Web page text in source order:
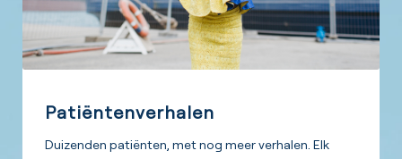
Patiëntenverhalen
Duizenden patiënten, met nog meer verhalen. Elk